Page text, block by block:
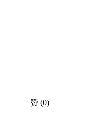
赞 (0)